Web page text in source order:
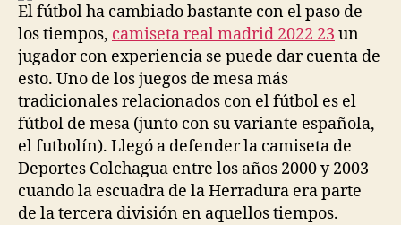
El fútbol ha cambiado bastante con el paso de
los tiempos, camiseta real madrid 2022 23 un
jugador con experiencia se puede dar cuenta de
esto. Uno de los juegos de mesa más
tradicionales relacionados con el fútbol es el
fútbol de mesa (junto con su variante española,
el futbolín). Llegó a defender la camiseta de
Deportes Colchagua entre los años 2000 y 2003
cuando la escuadra de la Herradura era parte
de la tercera división en aquellos tiempos.